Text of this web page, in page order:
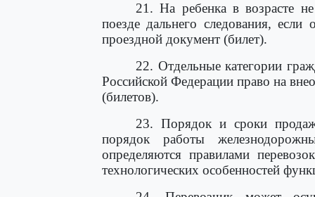
21. На ребенка в возрасте
поезде дальнего следования,
проездной документ (билет).
22. Отдельные категории
Российской Федерации право на
(билетов).
23. Порядок и сроки
порядок работы
определяются правилами
технологических особенностей